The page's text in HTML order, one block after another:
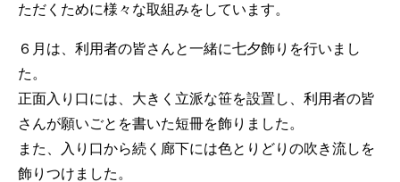
ただくために様々な取組みをしています。
６月は、利用者の皆さんと一緒に七夕飾りを行いまし
た。
正面入り口には、大きく立派な笹を設置し、利用者の皆
さんが願いごとを書いた短冊を飾りました。
また、入り口から続く廊下には色とりどりの吹き流しを
飾りつけました。